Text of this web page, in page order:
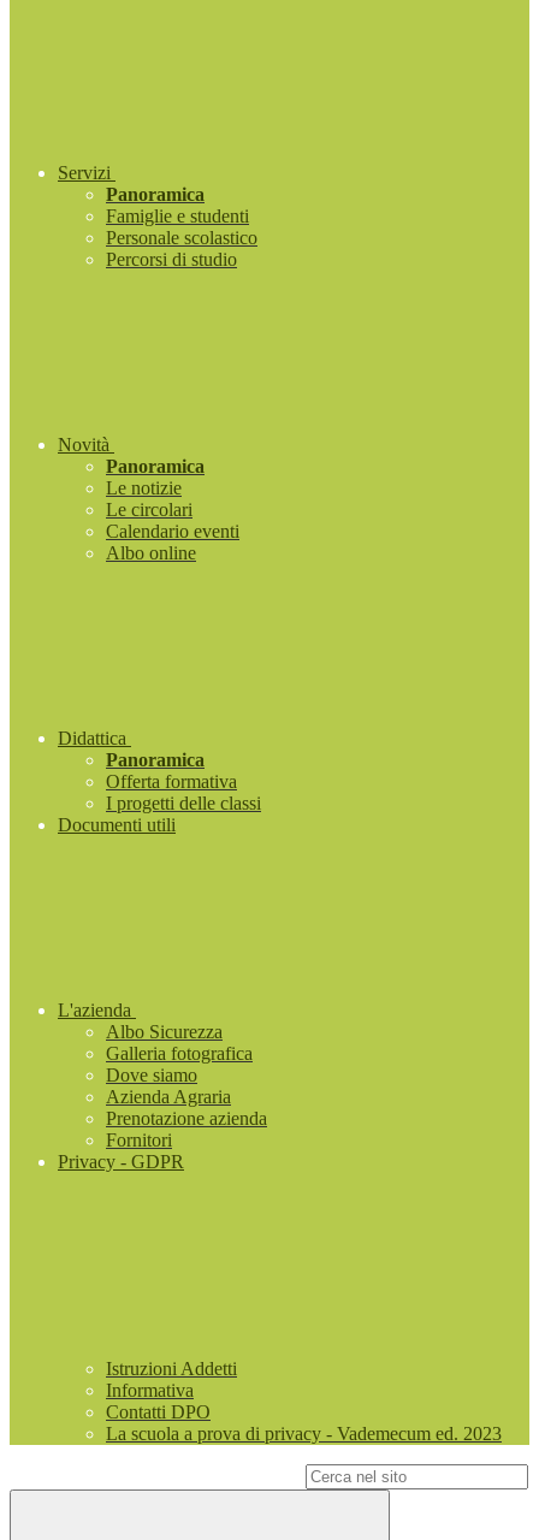
Servizi
Panoramica
Famiglie e studenti
Personale scolastico
Percorsi di studio
Novità
Panoramica
Le notizie
Le circolari
Calendario eventi
Albo online
Didattica
Panoramica
Offerta formativa
I progetti delle classi
Documenti utili
L'azienda
Albo Sicurezza
Galleria fotografica
Dove siamo
Azienda Agraria
Prenotazione azienda
Fornitori
Privacy - GDPR
Istruzioni Addetti
Informativa
Contatti DPO
La scuola a prova di privacy - Vademecum ed. 2023